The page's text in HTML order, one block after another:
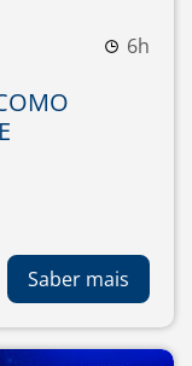
6h
Saber mais